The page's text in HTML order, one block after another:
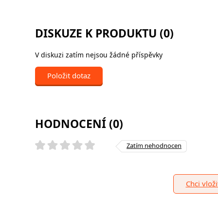
DISKUZE K PRODUKTU (0)
V diskuzi zatím nejsou žádné příspěvky
Položit dotaz
HODNOCENÍ (0)
Zatím nehodnocen
Chci